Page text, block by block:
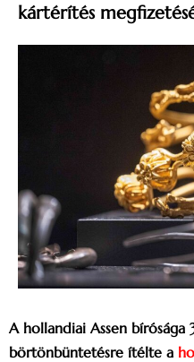
kártérítés
A hollandiai Assen bírósága
börtönbüntetésre ítélte a